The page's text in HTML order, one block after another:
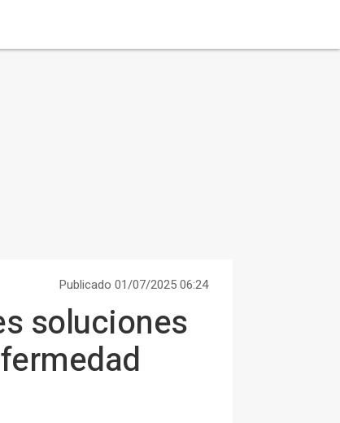
Publicado 01/07/2025 06:24
soluciones